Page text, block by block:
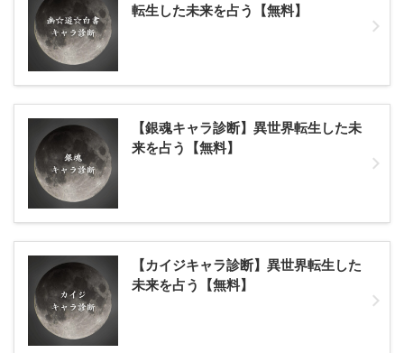
転生した未来を占う【無料】
【銀魂キャラ診断】異世界転生した未
来を占う【無料】
【カイジキャラ診断】異世界転生した
未来を占う【無料】